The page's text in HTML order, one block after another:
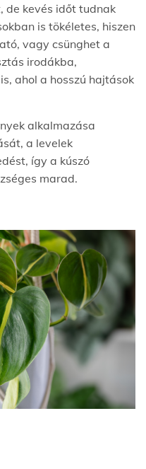
de kevés időt tudnak
is tökéletes, hiszen
vagy csünghet a
irodákba,
ahol a hosszú hajtások
alkalmazása
a levelek
így a kúszó
marad.